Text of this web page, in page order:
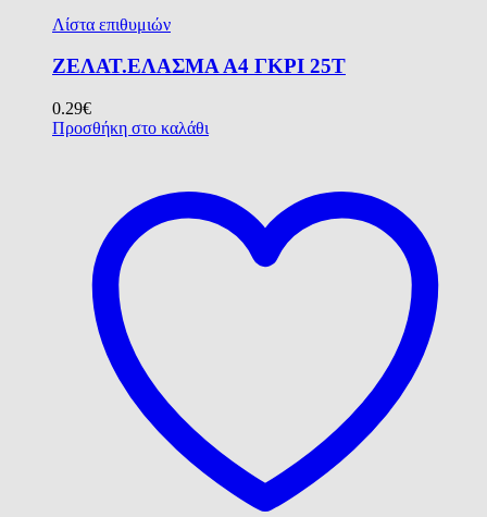
Λίστα επιθυμιών
ΖΕΛΑΤ.ΕΛΑΣΜΑ Α4 ΓΚΡΙ 25Τ
0.29€
Προσθήκη στο καλάθι